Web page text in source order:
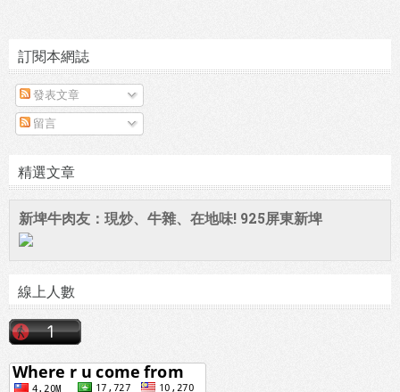
訂閱本網誌
發表文章
留言
精選文章
新埤牛肉友：現炒、牛雜、在地味! 925屏東新埤
線上人數